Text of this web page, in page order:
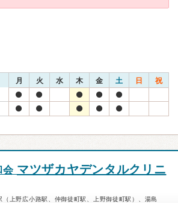
月 火 水 木 金 土 日 祝
会 マツザカヤデンタルクリニ
上野広小路駅、仲御徒町駅、上野御徒町駅）、湯島